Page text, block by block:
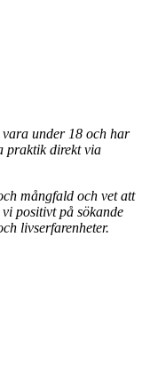
under 18 och har
praktik direkt via
mångfald och vet att
positivt på sökande
livserfarenheter.